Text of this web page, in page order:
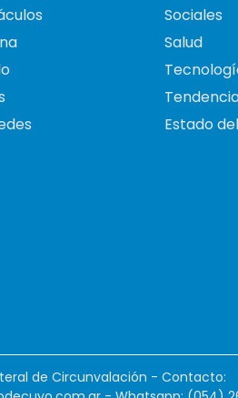
Sociales
Salud
Estado
de Circunvalación - Contacto: